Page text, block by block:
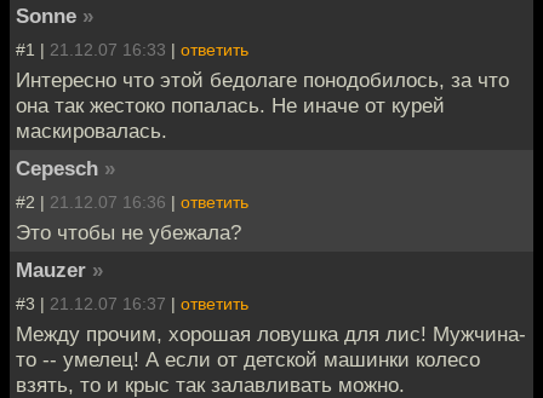
Sonne »
#1 | 21.12.07 16:33 | ответить
Интересно что этой бедолаге понодобилось, за что
она так жестоко попалась. Не иначе от курей
маскировалась.
Cepesch »
#2 | 21.12.07 16:36 | ответить
Это чтобы не убежала?
Mauzer »
#3 | 21.12.07 16:37 | ответить
Между прочим, хорошая ловушка для лис! Мужчина-
то -- умелец! А если от детской машинки колесо
взять, то и крыс так залавливать можно.